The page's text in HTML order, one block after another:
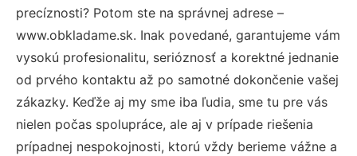
precíznosti? Potom ste na správnej adrese –
www.obkladame.sk. Inak povedané, garantujeme vám
vysokú profesionalitu, serióznosť a korektné jednanie
od prvého kontaktu až po samotné dokončenie vašej
zákazky. Keďže aj my sme iba ľudia, sme tu pre vás
nielen počas spolupráce, ale aj v prípade riešenia
prípadnej nespokojnosti, ktorú vždy berieme vážne a